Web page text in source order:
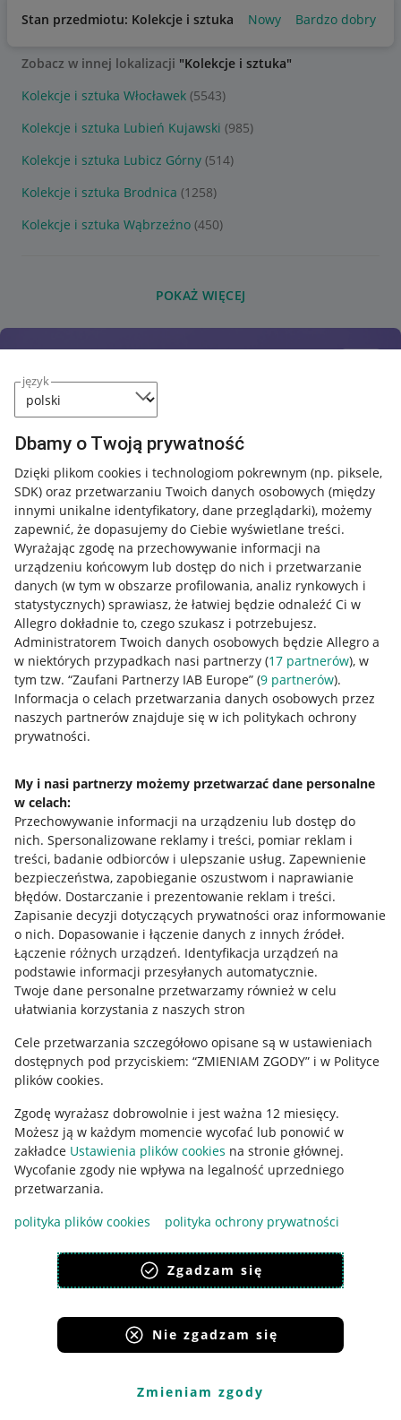
język
Dbamy o Twoją prywatność
Dzięki plikom cookies i technologiom pokrewnym (np. piksele,
SDK) oraz przetwarzaniu Twoich danych osobowych (między
innymi unikalne identyfikatory, dane przeglądarki), możemy
zapewnić, że dopasujemy do Ciebie wyświetlane treści.
Wyrażając zgodę na przechowywanie informacji na
urządzeniu końcowym lub dostęp do nich i przetwarzanie
danych (w tym w obszarze profilowania, analiz rynkowych i
statystycznych) sprawiasz, że łatwiej będzie odnaleźć Ci w
Allegro dokładnie to, czego szukasz i potrzebujesz.
Administratorem Twoich danych osobowych będzie Allegro a
w niektórych przypadkach nasi partnerzy (17 partnerów), w
tym tzw. “Zaufani Partnerzy IAB Europe” (9 partnerów).
Informacja o celach przetwarzania danych osobowych przez
naszych partnerów znajduje się w ich politykach ochrony
prywatności.
My i nasi partnerzy możemy przetwarzać dane personalne
w celach:
Przechowywanie informacji na urządzeniu lub dostęp do
nich. Spersonalizowane reklamy i treści, pomiar reklam i
treści, badanie odbiorców i ulepszanie usług. Zapewnienie
bezpieczeństwa, zapobieganie oszustwom i naprawianie
błędów. Dostarczanie i prezentowanie reklam i treści.
Zapisanie decyzji dotyczących prywatności oraz informowanie
o nich. Dopasowanie i łączenie danych z innych źródeł.
Łączenie różnych urządzeń. Identyfikacja urządzeń na
podstawie informacji przesyłanych automatycznie.
Twoje dane personalne przetwarzamy również w celu
ułatwiania korzystania z naszych stron
Cele przetwarzania szczegółowo opisane są w ustawieniach
dostępnych pod przyciskiem: “ZMIENIAM ZGODY” i w Polityce
plików cookies.
Zgodę wyrażasz dobrowolnie i jest ważna 12 miesięcy.
Możesz ją w każdym momencie wycofać lub ponowić w
zakładce Ustawienia plików cookies na stronie głównej.
Wycofanie zgody nie wpływa na legalność uprzedniego
przetwarzania.
polityka plików cookies
polityka ochrony prywatności
Zgadzam się
Nie zgadzam się
Zmieniam zgody
Stan przedmiotu: Kolekcje i sztuka Nowy Bardzo dobry
Zobacz w innej lokalizacji "Kolekcje i sztuka"
Kolekcje i sztuka Włocławek (5543)
Kolekcje i sztuka Lubień Kujawski (985)
Kolekcje i sztuka Lubicz Górny (514)
Kolekcje i sztuka Brodnica (1258)
Kolekcje i sztuka Wąbrzeźno (450)
POKAŻ WIĘCEJ
Przydatne informacje
Jak to działa
Allegro Gadane dla sprzedających
Allegro Gadane dla kupujących
Mapa miejscowości
Informacje prawne
Regulamin
Polityka plików "cookies"
Ustawienia plików "cookies"
Udostępnianie lokalizacji
Informacje dla Aktu o Usługach Cyfrowych
Pobierz aplikację
Korzystanie z serwisu oznacza akceptacjęregulaminu